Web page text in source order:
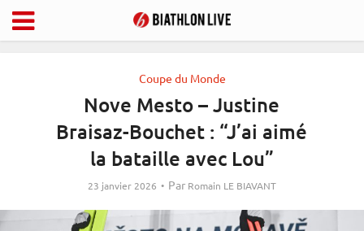
Coupe du Monde
Nove Mesto – Justine
Braisaz-Bouchet : “J’ai aimé
la bataille avec Lou”
23 janvier 2026 Par Romain LE BIAVANT